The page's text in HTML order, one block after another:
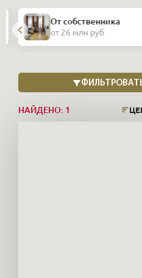
Старт продаж
от 26 млн руб
НАЙДЕНО: 1